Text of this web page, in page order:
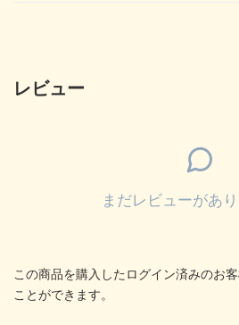
レビュー
まだレビューがあり
この商品を購入したログイン済みのお
ことができます。